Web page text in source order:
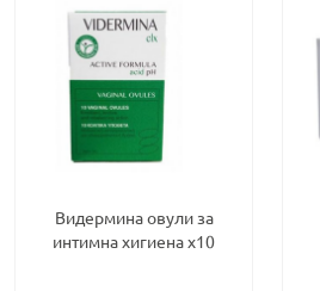
Видермина овули за
интимна хигиена х10